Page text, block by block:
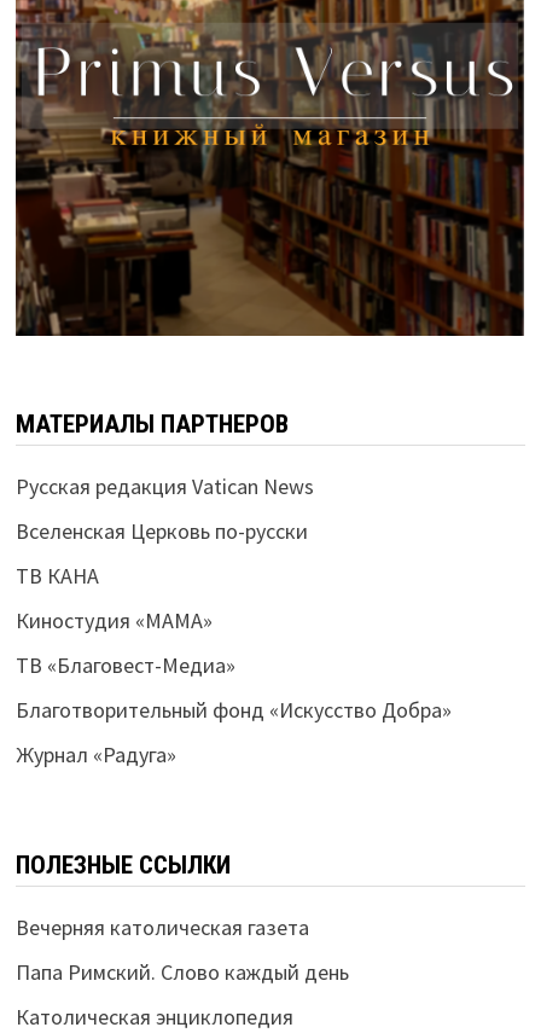
МАТЕРИАЛЫ ПАРТНЕРОВ
Русская редакция Vatican News
Вселенская Церковь по-русски
ТВ КАНА
Киностудия «МАМА»
ТВ «Благовест-Медиа»
Благотворительный фонд «Искусство Добра»
Журнал «Радуга»
ПОЛЕЗНЫЕ ССЫЛКИ
Вечерняя католическая газета
Папа Римский. Слово каждый день
Католическая энциклопедия